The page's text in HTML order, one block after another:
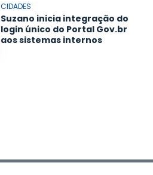
CIDADES
Suzano inicia integração do
login único do Portal Gov.br
aos sistemas internos